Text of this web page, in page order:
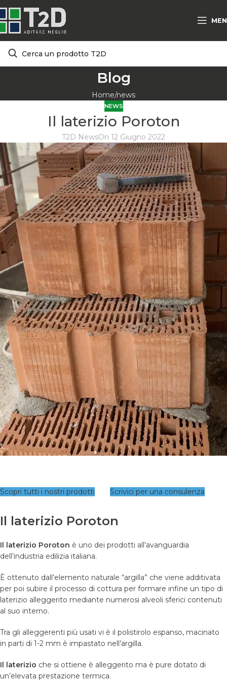
Blog
Home news
NEWS
Il laterizio Poroton
T2D NewsOn 12 Giugno 2022
Scopri tutti i nostri prodotti Scrivici per una consulenza
Il laterizio Poroton
Il laterizio Poroton è uno dei prodotti all’avanguardia
dell’industria edilizia italiana.
È ottenuto dall’elemento naturale “argilla” che viene additivata
per poi subire il processo di cottura per formare infine un tipo di
laterizio alleggerito mediante numerosi alveoli sferici contenuti
al suo interno.
Tra gli alleggerenti più usati vi è il polistirolo espanso, macinato
in parti di 1-2 mm è impastato nell’argilla.
Il laterizio che si ottiene è alleggerito ma è pure dotato di
un’elevata prestazione termica.